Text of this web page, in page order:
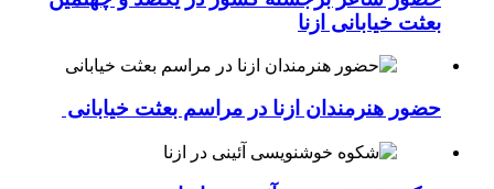
بعثت خیابانی ازنا
حضور هنرمندان ازنا در مراسم بعثت خیابانی